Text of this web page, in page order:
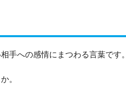
手への感情にまつわる言葉です。
。